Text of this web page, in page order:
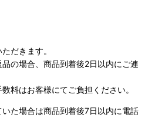
だきます。
品の場合、商品到着後2日以内にご連
料はお客様にてご負担ください。
た場合は商品到着後7日以内に電話